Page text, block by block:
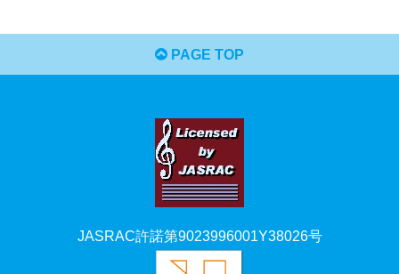
PAGE TOP
JASRAC許諾第9023996001Y38026号